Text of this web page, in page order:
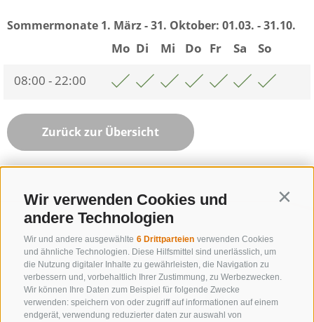
Wir verwenden Cookies und
andere Technologien
Wir und andere ausgewählte 6 Drittparteien verwenden Cookies
und ähnliche Technologien. Diese Hilfsmittel sind unerlässlich, um
die Nutzung digitaler Inhalte zu gewährleisten, die Navigation zu
verbessern und, vorbehaltlich Ihrer Zustimmung, zu Werbezwecken.
Wir können Ihre Daten zum Beispiel für folgende Zwecke
verwenden: speichern von oder zugriff auf informationen auf einem
endgerät, verwendung reduzierter daten zur auswahl von
Sommermonate 1. März - 31. Oktober: 01.03. - 31.10.
Mo Di Mi Do Fr Sa
So
08:00 - 22:00
Zurück zur Übersicht